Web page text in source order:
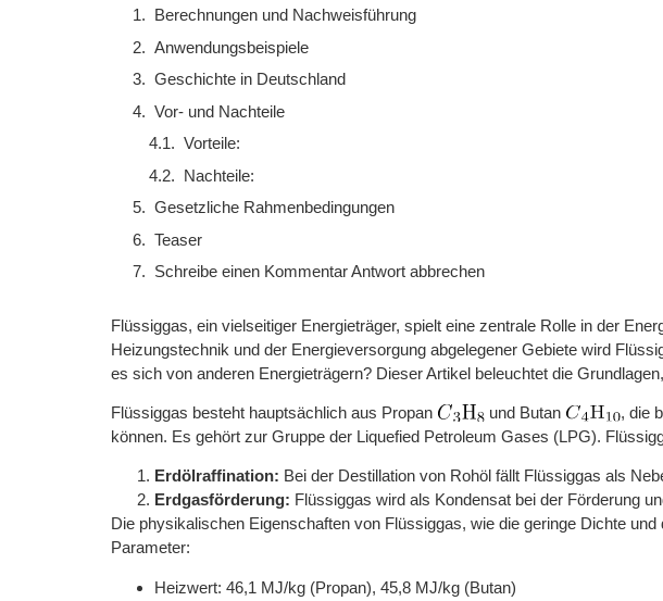
Berechnungen und Nachweisführung
Anwendungsbeispiele
Geschichte in Deutschland
Vor- und Nachteile
Vorteile:
Nachteile:
Gesetzliche Rahmenbedingungen
Teaser
Schreibe einen Kommentar Antwort abbrechen
Flüssiggas, ein vielseitiger Energieträger, spielt eine zentrale Rolle in der
Heizungstechnik und der Energieversorgung abgelegener Gebiete wird
es sich von anderen Energieträgern? Dieser Artikel beleuchtet die
Flüssiggas besteht hauptsächlich aus Propan und Butan
, die
können. Es gehört zur Gruppe der Liquefied Petroleum Gases (LPG).
Erdölraffination: Bei der Destillation von Rohöl fällt Flüssiggas als
Erdgasförderung: Flüssiggas wird als Kondensat bei der Förderung
Die physikalischen Eigenschaften von Flüssiggas, wie die geringe Dichte
Parameter:
Heizwert: 46,1 MJ/kg (Propan), 45,8 MJ/kg (Butan)